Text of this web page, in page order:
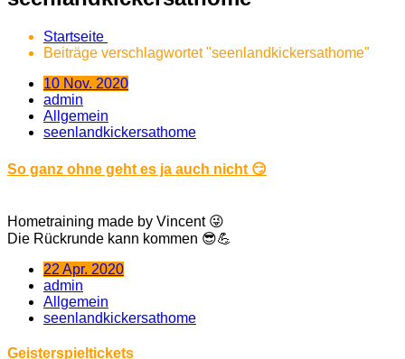
Startseite
Beiträge verschlagwortet "seenlandkickersathome"
10 Nov. 2020
admin
Allgemein
seenlandkickersathome
So ganz ohne geht es ja auch nicht 😏
Hometraining made by Vincent 😜
Die Rückrunde kann kommen 😎💪
22 Apr. 2020
admin
Allgemein
seenlandkickersathome
Geisterspieltickets